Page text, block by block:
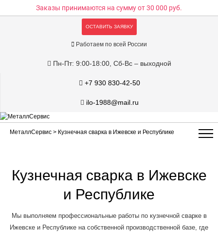
Заказы принимаются на суммуот 30 000 руб.
ОСТАВИТЬ ЗАЯВКУ
Работаем по всей России
Пн-Пт: 9:00-18:00, Сб-Вс – выходной
+7 930 830-42-50
ilo-1988@mail.ru
МеталлСервис > Кузнечная сварка в Ижевске и Республике
Кузнечная сварка в Ижевске
и Республике
Мы выполняем профессиональные работы по кузнечной сварке в
Ижевске и Республике на собственной производственной базе, где